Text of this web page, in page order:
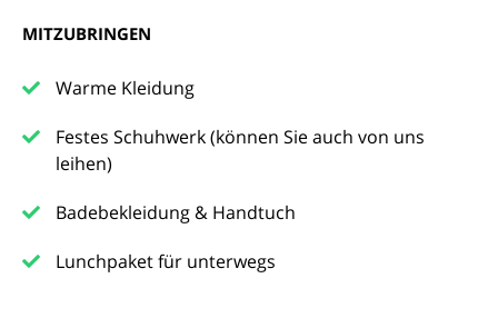
MITZUBRINGEN
Warme Kleidung
Festes Schuhwerk (können Sie auch von uns
leihen)
Badebekleidung & Handtuch
Lunchpaket für unterwegs